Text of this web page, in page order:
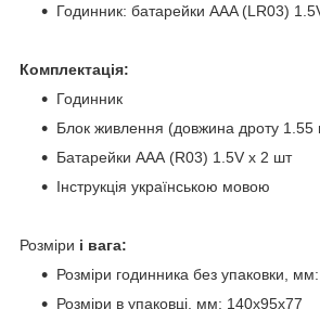
Годинник: батарейки AAA (LR03)
Комплектація:
Годинник
Блок живлення (довжина дроту 1.55
Батарейки AAА (R03) 1.5V х 2 шт
Інструкція українською мовою
Розміри і вага:
Розміри годинника без упаковки,
Розміри в упаковці, мм: 140х95х77